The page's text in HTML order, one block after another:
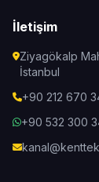
İletişim
Ziyagökalp
İstanbul
+90 212 670
+90 532 300